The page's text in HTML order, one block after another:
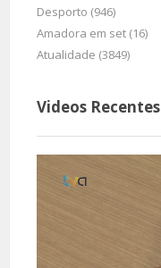
Desporto (946)
Amadora em set (16)
Atualidade (3849)
Videos Recentes